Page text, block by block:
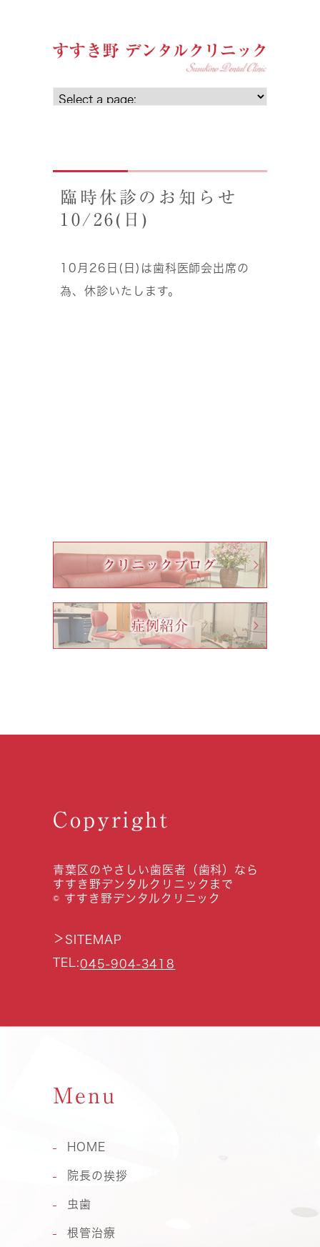
臨時休診のお知らせ
10/26(日)
10月26日(日)は歯科医師会出席の
為、休診いたします。
Copyright
青葉区のやさしい歯医者（歯科）なら
すすき野デンタルクリニックまで
© すすき野デンタルクリニック
＞ SITEMAP
TEL:045-904-3418
Menu
HOME
院長の挨拶
虫歯
根管治療